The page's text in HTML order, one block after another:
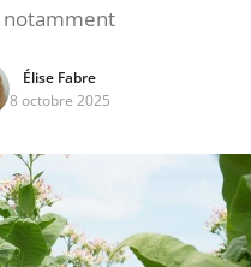
notamment
Élise Fabre
8 octobre 2025